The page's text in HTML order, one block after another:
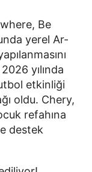
Be
yerel Ar-
yılında
etkinliği
oldu. Chery,
refahına
destek